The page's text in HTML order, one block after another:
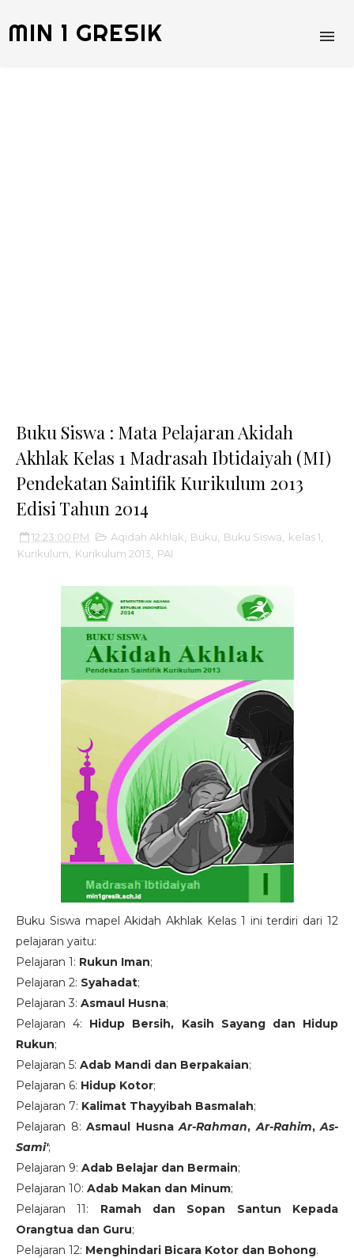
MIN 1 GRESIK
Buku Siswa : Mata Pelajaran Akidah
Akhlak Kelas 1 Madrasah Ibtidaiyah (MI)
Pendekatan Saintifik Kurikulum 2013
Edisi Tahun 2014
12:23:00 PM Aqidah Akhlak Buku Buku Siswa kelas 1
Kurikulum
Kurikulum 2013 PAI
Buku Siswa mapel Akidah Akhlak Kelas 1 ini terdiri dari 12
pelajaran yaitu:
Pelajaran 1: Rukun Iman;
Pelajaran 2: Syahadat;
Pelajaran 3: Asmaul Husna;
Pelajaran 4: Hidup Bersih, Kasih Sayang dan Hidup
Rukun;
Pelajaran 5: Adab Mandi dan Berpakaian;
Pelajaran 6: Hidup Kotor;
Pelajaran 7: Kalimat Thayyibah Basmalah;
Pelajaran 8: Asmaul HusnaAr-Rahman,Ar-Rahim,As-
Sami';
Pelajaran 9: Adab Belajar dan Bermain;
Pelajaran 10: Adab Makan dan Minum;
Pelajaran 11: Ramah dan Sopan Santun Kepada
Orangtua dan Guru;
Pelajaran 12: Menghindari Bicara Kotor dan Bohong.